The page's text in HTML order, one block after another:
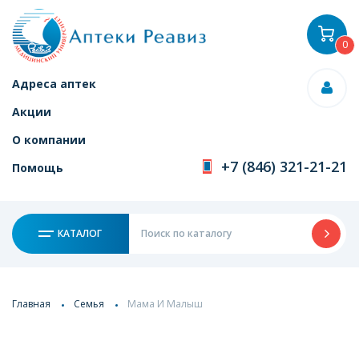
Адреса аптек
Акции
О компании
Помощь
+7 (846) 321-21-21
КАТАЛОГ
0
Главная Семья Мама И Малыш